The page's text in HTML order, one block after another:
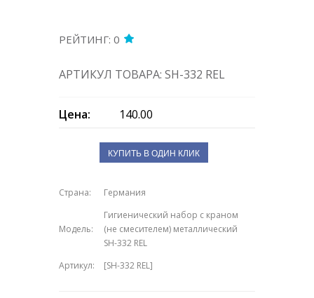
РЕЙТИНГ: 0
АРТИКУЛ ТОВАРА: SH-332 REL
Цена: 140.00
КУПИТЬ В ОДИН КЛИК
Страна: Германия
Модель:
Гигиенический набор с краном
(не смесителем) металлический
SH-332 REL
Артикул:
[SH-332 REL]